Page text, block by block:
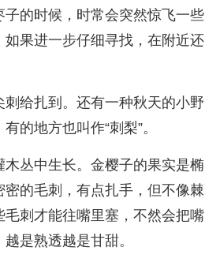
的时候，时常会突然惊飞一些
果进一步仔细寻找，在附近还
给扎到。还有一种秋天的小野
的地方也叫作“刺梨”。
丛中生长。金樱子的果实是椭
的毛刺，有点扎手，但不像棘
刺才能往嘴里塞，不然会把嘴
是熟透越是甘甜。